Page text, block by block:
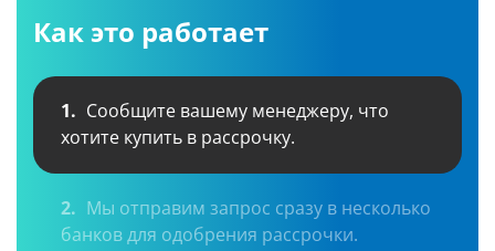
Как это работает
1. Сообщите вашему менеджеру, что
хотите купить в рассрочку.
2.
Мы отправим запрос сразу в несколько
банков для одобрения рассрочки.